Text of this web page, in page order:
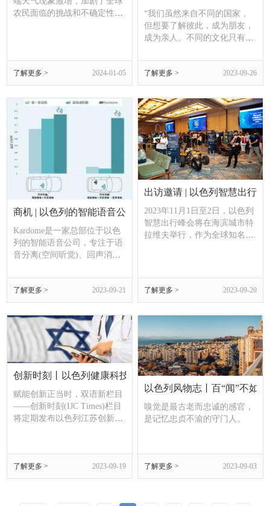
农民面临的挑战和不确定性。
物生长所依赖的自然光的可用
性已成为一个不可靠的因素。
了解更多 > 2024-01-05
“我们虽然来自不同的国家，
但想要了解彼此，成为朋友，
成为亲人。不同的文化只有不
下去。每种文明都是天上的一
颗星星，所有星星都闪闪发
光，星空才更美丽。”
了解更多 > 2023-09-26
商机 | 以色列的智能语音公司Kardome开启融资
Kardome是一家总部位于以色
列的智能语音公司，专注于语
音分离(空间听觉)、回声消除
技术为希望改进现有语音识别
系统的制造商和整车厂提供了
一个一体化的解决方案。
了解更多 > 2023-09-21
出访邀请 | 以色列智慧出行峰
2023年11月1日至2日，以色列
智慧出行峰会将在海滨城市特
拉维夫举行，作为全球知名的
对话。峰会由以色列交通部主
了解更多 > 2023-09-20
创新时刻丨以色列健康科技产业创新生态
赋能创新正当时，双语新栏目
——创新时刻(IJC Times)栏目
将定期发布以色列江苏创新中
了解更多 > 2023-09-19
以色列风物志丨百“闻”不如
嗅觉是最古老而忠诚的感官，
是记忆忠贞不渝的守门人。
了解更多 > 2023-09-03